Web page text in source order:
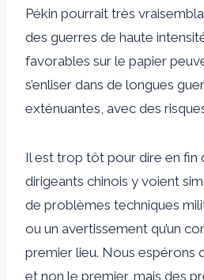
Pékin pourrait très
des guerres de haute
favorables sur le papier
s’enliser dans de longues
exténuantes, avec des
Il est trop tôt pour dire en fin
dirigeants chinois y voient
de problèmes techniques
ou un avertissement qu’un
premier lieu. Nous espérons
et non le premier, mais des